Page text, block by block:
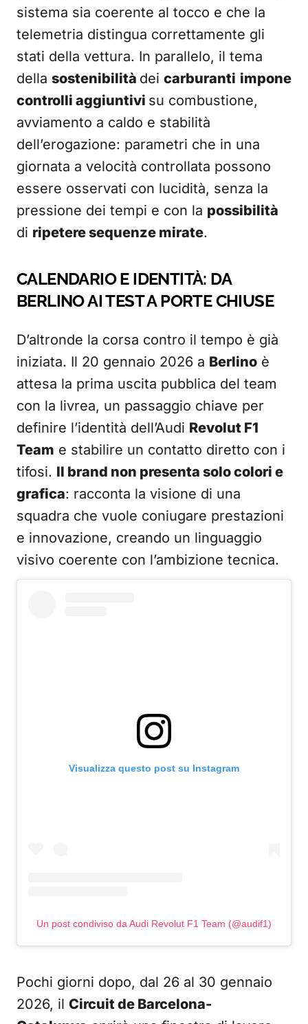
sistema sia coerente al tocco e che la
telemetria distingua correttamente gli
stati della vettura. In parallelo, il tema
della sostenibilità dei carburanti impone
controlli aggiuntivi su combustione,
avviamento a caldo e stabilità
dell’erogazione: parametri che in una
giornata a velocità controllata possono
essere osservati con lucidità, senza la
pressione dei tempi e con la possibilità
di ripetere sequenze mirate.
CALENDARIO E IDENTITÀ: DA
BERLINO AI TEST A PORTE CHIUSE
D’altronde la corsa contro il tempo è già
iniziata. Il 20 gennaio 2026 a Berlino è
attesa la prima uscita pubblica del team
con la livrea, un passaggio chiave per
definire l’identità dell’Audi Revolut F1
Team e stabilire un contatto diretto con i
tifosi. Il brand non presenta solo colori e
grafica: racconta la visione di una
squadra che vuole coniugare prestazioni
e innovazione, creando un linguaggio
visivo coerente con l’ambizione tecnica.
Visualizza questo post su Instagram
Un post condiviso da Audi Revolut F1 Team (@audif1)
Pochi giorni dopo, dal 26 al 30 gennaio
2026, il Circuit de Barcelona-